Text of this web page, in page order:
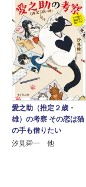
愛之助（推定２歳・
雄）の考察 その恋は猫
の手も借りたい
汐見舜一 他